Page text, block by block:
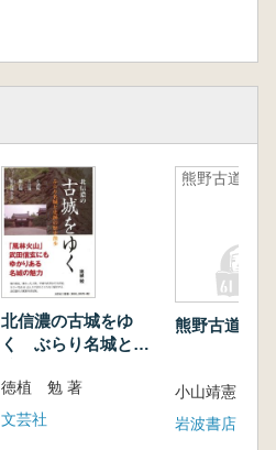
北信濃の古城をゆ
く ぶらり名城と史
徳植 勉 著
文芸社
熊野古道
熊野古道
小山靖憲 著
岩波書店